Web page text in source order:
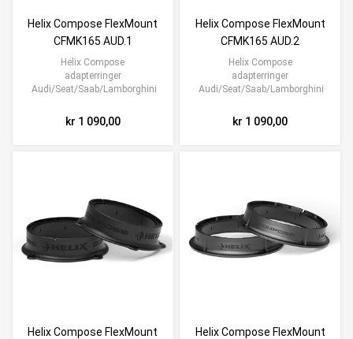
Helix Compose FlexMount
CFMK165 AUD.1
Helix Compose
adapterringer
Audi/Seat/Saab/Lamborghini
kr 1 090,00
Helix Compose FlexMount
CFMK165 AUD.2
Helix Compose
adapterringer
Audi/Seat/Saab/Lamborghini
kr 1 090,00
Helix Compose FlexMount
Helix Compose FlexMount